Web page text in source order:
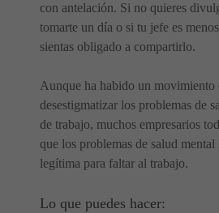
con antelación. Si no quieres
tomarte un día o si tu jefe es
sientas obligado a compartirlo.
Aunque ha habido un movimiento
desestigmatizar los problemas de
de trabajo, muchos empresarios
que los problemas de salud mental
legítima para faltar al trabajo.
Lo que puedes hacer: